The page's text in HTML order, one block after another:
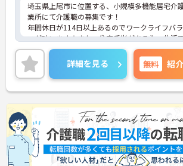
埼玉県上尾市に位置する、小規模多機能居宅介
業所にて介護職の募集です！
年間休日が114日以上あるのでワークライフバ
スが叶います☆また、住宅手当がある為、生活
負担を軽減し、安心して長く勤務していただけ
◎
ご興味のある方には、面接対策ポイントなど、
に詳細をお話しいたしますのでお気軽にご相談
さい！
詳細を見る 無料 紹